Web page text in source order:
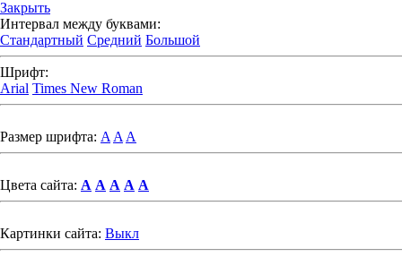
Закрыть
Интервал между буквами:
Стандартный Средний Большой
Шрифт:
Arial Times New Roman
Размер шрифта: A A A
Цвета сайта: A A A A A
Картинки сайта: Выкл